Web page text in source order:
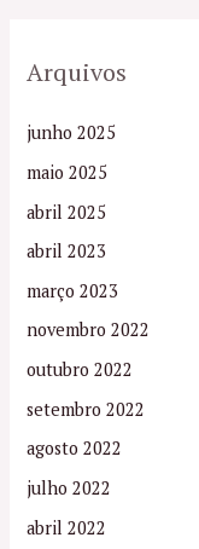
Arquivos
junho 2025
maio 2025
abril 2025
abril 2023
março 2023
novembro 2022
outubro 2022
setembro 2022
agosto 2022
julho 2022
abril 2022